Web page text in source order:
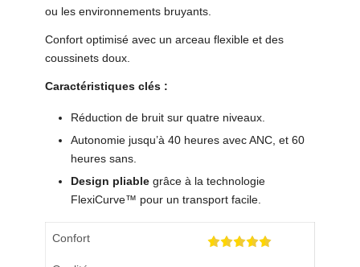
ou les environnements bruyants.
Confort optimisé avec un arceau flexible et des
coussinets doux.
Caractéristiques clés :
Réduction de bruit sur quatre niveaux.
Autonomie jusqu’à 40 heures avec ANC, et 60
heures sans.
Design pliable grâce à la technologie
FlexiCurve™ pour un transport facile.
Confort